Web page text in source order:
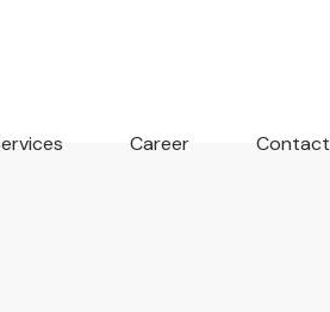
Career Contact